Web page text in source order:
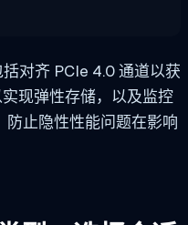
对齐 PCIe 4.0 通道以获
现弹性存储，以及监控
防止隐性性能问题在影响